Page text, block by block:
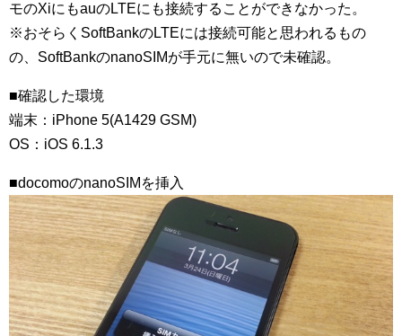
モのXiにもauのLTEにも接続することができなかった。
※おそらくSoftBankのLTEには接続可能と思われるもの
の、SoftBankのnanoSIMが手元に無いので未確認。
■確認した環境
端末：iPhone 5(A1429 GSM)
OS：iOS 6.1.3
■docomoのnanoSIMを挿入